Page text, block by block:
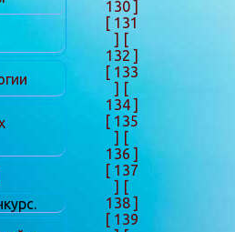
130 ]
[ 131
] [
132 ]
[ 133
] [
134 ]
[ 135
] [
136 ]
[ 137
] [
138 ]
[ 139